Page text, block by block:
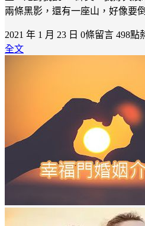
兩條黑影，還有一座山，好像要
2021 年 1 月 23 日 0條留言 498點
全文